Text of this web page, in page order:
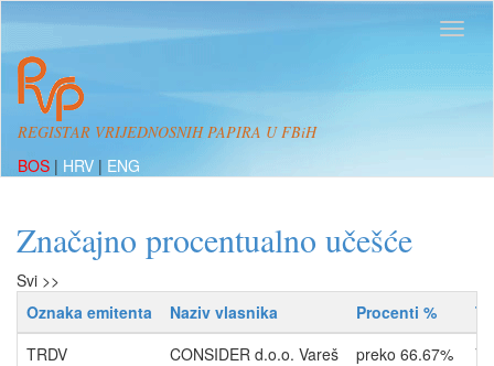
REGISTAR VRIJEDNOSNIH PAPIRA U FBiH
BOS | HRV | ENG
Značajno procentualno učešće
Svi >>
Oznaka emitenta
Naziv vlasnika Procenti %
TRDV
CONSIDER d.o.o. Vareš preko 66.67%